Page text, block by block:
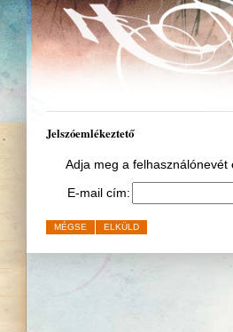
Jelszóemlékeztető
Adja meg a
E-mail cím:
MÉGSE ELKÜLD